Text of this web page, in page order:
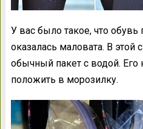
У вас было такое, что обувь
оказалась маловата. В этой
обычный пакет с водой.
положить в морозилку.